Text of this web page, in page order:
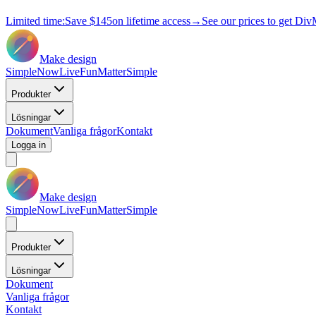
Limited time:Save $145on lifetime access→ See our prices to get
Make design
SimpleNowLiveFunMatterSimple
Produkter
Lösningar
DokumentVanliga frågorKontakt
Logga in
Make design
SimpleNowLiveFunMatterSimple
Produkter
Lösningar
Dokument
Vanliga frågor
Kontakt